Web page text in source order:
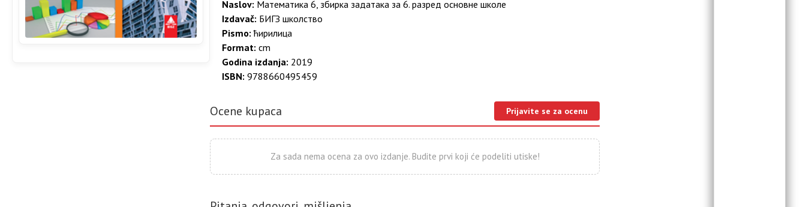
Naslov: Математика 6, збирка задатака за 6. разред основне школе
Izdavač: БИГЗ школство
Pismo: ћирилица
Format: cm
Godina izdanja: 2019
ISBN: 9788660495459
Ocene kupaca Prijavite se za ocenu
Za sada nema ocena za ovo izdanje. Budite prvi koji će podeliti utiske!